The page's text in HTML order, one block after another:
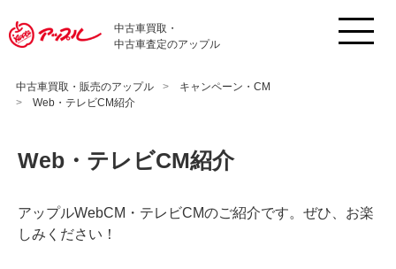
中古車買取・
中古車査定のアップル
中古車買取・販売のアップル
キャンペーン・CM
Web・テレビCM紹介
Web・テレビCM紹介
アップルWebCM・テレビCMのご紹介です。ぜひ、お楽
しみください！